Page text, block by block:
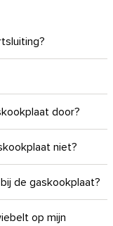
door?
niet?
de gaskookplaat?
op mijn